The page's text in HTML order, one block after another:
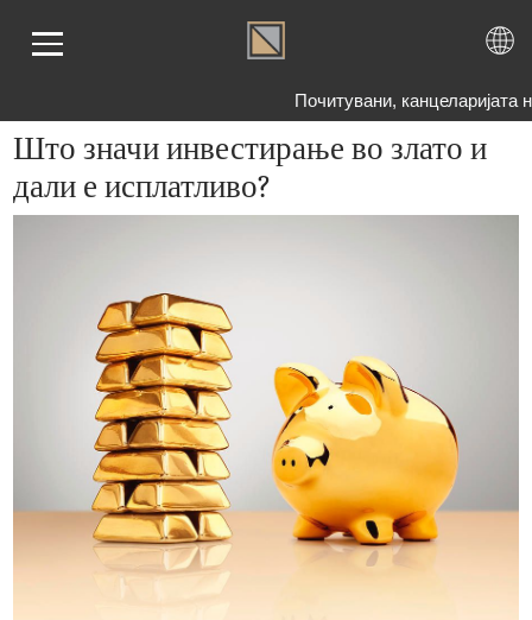
Почитувани,
Што значи инвестирање во злато и
дали е исплатливо?